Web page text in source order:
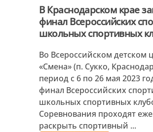
В Краснодарском крае
финал Всероссийских
школьных спортивных
Во Всероссийском детском
«Смена» (п. Сукко,
период с 6 по 26 мая 2023
финал Всероссийских
школьных спортивных
Соревнования проходят
раскрыть спортивный ...